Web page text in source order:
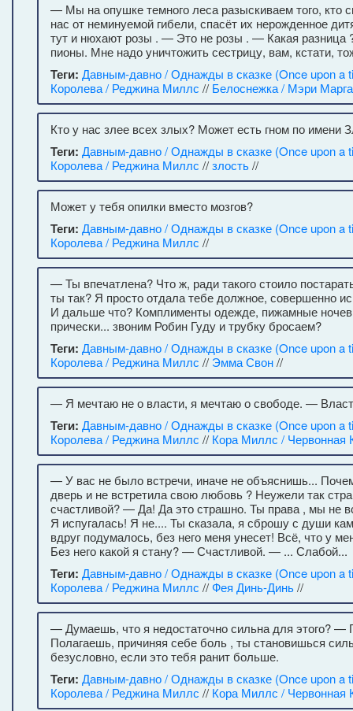
— Мы на опушке темного леса разыскиваем того, кто
нас от неминуемой гибели, спасёт их нерожденное
тут и нюхают розы . — Это не розы . — Какая разница
пионы. Мне надо уничтожить сестрицу, вам, кстати,
Теги: Давным-давно / Однажды в сказке (Once upon a
Королева / Реджина Миллс // Белоснежка / Мэри
Кто у нас злее всех злых? Может есть гном по имени
Теги: Давным-давно / Однажды в сказке (Once upon a
Королева / Реджина Миллс //злость//
Может у тебя опилки вместо мозгов?
Теги: Давным-давно / Однажды в сказке (Once upon a
Королева / Реджина Миллс //
— Ты впечатлена? Что ж, ради такого стоило
ты так? Я просто отдала тебе должное, совершенно
И дальше что? Комплименты одежде, пижамные
прически... звоним Робин Гуду и трубку бросаем?
Теги: Давным-давно / Однажды в сказке (Once upon a
Королева / Реджина Миллс // Эмма Свон//
— Я мечтаю не о власти, я мечтаю о свободе. —
Теги: Давным-давно / Однажды в сказке (Once upon a
Королева / Реджина Миллс // Кора Миллс / Червонная
— У вас не было встречи, иначе не объяснишь...
дверь и не встретила свою любовь ? Неужели так
счастливой? — Да! Да это страшно. Ты права , мы не
Я испугалась! Я не.... Ты сказала, я сброшу с души
вдруг подумалось, без него меня унесет! Всё, что у
Без него какой я стану? — Счастливой. — ... Слабой...
Теги: Давным-давно / Однажды в сказке (Once upon a
Королева / Реджина Миллс //Фея Динь-Динь//
— Думаешь, что я недостаточно сильна для этого? —
Полагаешь, причиняя себе боль , ты становишься
безусловно, если это тебя ранит больше.
Теги: Давным-давно / Однажды в сказке (Once upon a
Королева / Реджина Миллс // Кора Миллс / Червонная